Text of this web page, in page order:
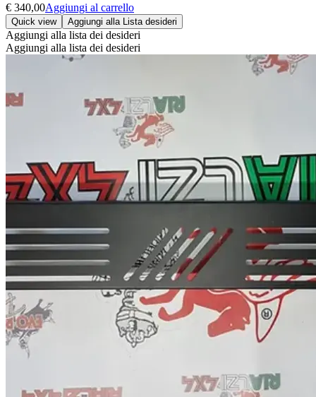
€ 340,00Aggiungi al carrello
Quick view Aggiungi alla Lista desideri
Aggiungi alla lista dei desideri
Aggiungi alla lista dei desideri